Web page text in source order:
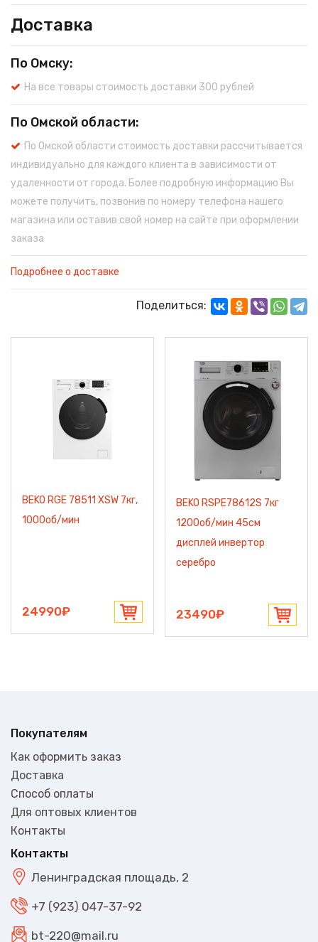
Доставка
По Омску:
На все товары стоимость доставки 300 рублей
По Омской области:
По Омской области стоимость доставки рассчитывается
индивидуально для каждого клиента в зависимости от
удаленности от города. Более подробную информацию Вы
можете получить, позвонив по номеру телефона нашего
магазина или оставив свой номер на сайте при оформлении
заказа
Подробнее о доставке
Поделиться:
BEKO RGE 78511 XSW 7кг,
1000об/мин
24990₽
BEKO RSPE78612S 7кг
1200об/мин 45см
дисплей инвертор
серебро
23490₽
Покупателям
Как оформить заказ
Доставка
Способ оплаты
Для оптовых клиентов
Контакты
Контакты
Ленинградская площадь, 2
+7 (923) 047-37-92
bt-220@mail.ru